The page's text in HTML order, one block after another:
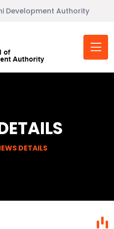
Development Authority
DETAILS